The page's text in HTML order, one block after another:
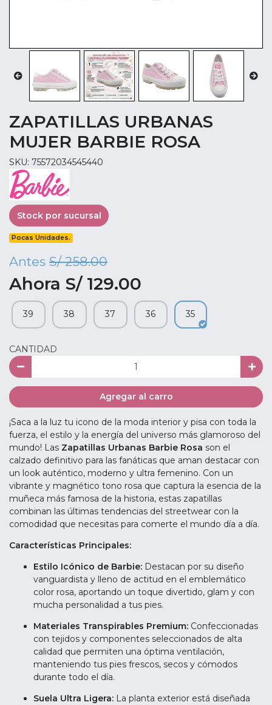
ZAPATILLAS URBANAS
MUJER BARBIE ROSA
SKU: 75572034545440
Stock por sucursal
Pocas Unidades.
Antes S/ 258.00
Ahora S/ 129.00
39 38 37 36 35
CANTIDAD
Agregar al carro
¡Saca a la luz tu icono de la moda interior y pisa con toda la
fuerza, el estilo y la energía del universo más glamoroso del
mundo! Las Zapatillas Urbanas Barbie Rosa son el
calzado definitivo para las fanáticas que aman destacar con
un look auténtico, moderno y ultra femenino. Con un
vibrante y magnético tono rosa que captura la esencia de la
muñeca más famosa de la historia, estas zapatillas
combinan las últimas tendencias del streetwear con la
comodidad que necesitas para comerte el mundo día a día.
Características Principales:
Estilo Icónico de Barbie: Destacan por su diseño
vanguardista y lleno de actitud en el emblemático
color rosa, aportando un toque divertido, glam y con
mucha personalidad a tus pies.
Materiales Transpirables Premium: Confeccionadas
con tejidos y componentes seleccionados de alta
calidad que permiten una óptima ventilación,
manteniendo tus pies frescos, secos y cómodos
durante todo el día.
Suela Ultra Ligera: La planta exterior está diseñada